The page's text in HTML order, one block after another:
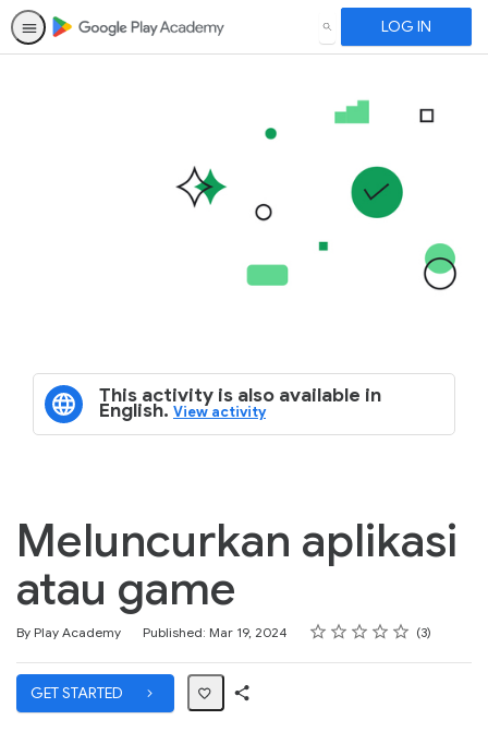
SEARCH LOG IN
This activity is also available in
English. View activity
Meluncurkan aplikasi
atau game
By Play Academy Published: Mar 19, 2024 Rating
1 star
2 stars
3 stars
4 stars
5 stars
Average rating: 5.0 3
3 reviews
GET STARTED